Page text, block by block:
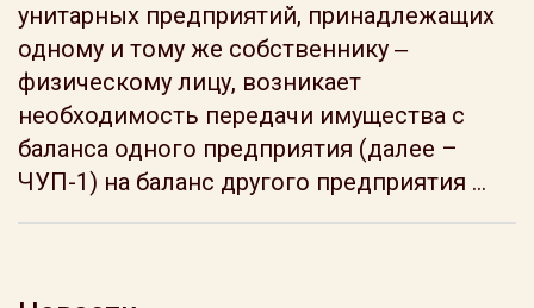
унитарных предприятий, принадлежащих
одному и тому же собственнику ‒
физическому лицу, возникает
необходимость передачи имущества с
баланса одного предприятия (далее –
ЧУП-1) на баланс другого предприятия ...